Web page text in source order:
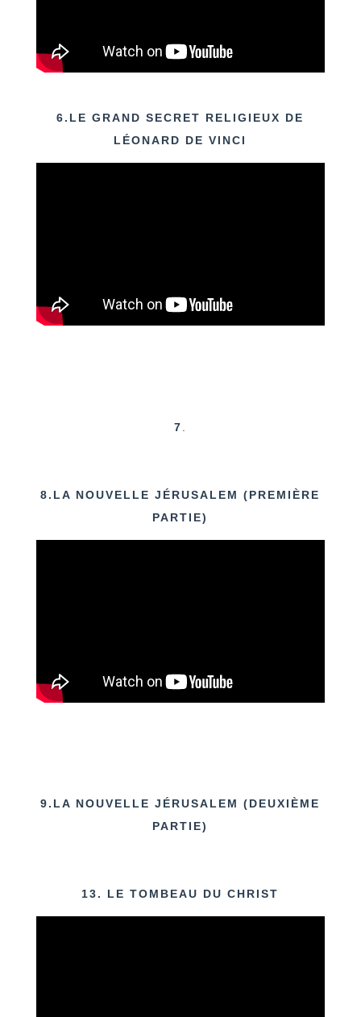
6.LE GRAND SECRET RELIGIEUX DE
LÉONARD DE VINCI
7
8.LA NOUVELLE JÉRUSALEM (PREMIÈRE
PARTIE)
9.LA NOUVELLE JÉRUSALEM (DEUXIÈME
PARTIE)
13. LE TOMBEAU DU CHRIST